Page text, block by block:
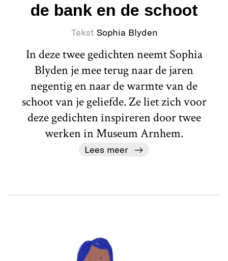
de bank en de schoot
Tekst Sophia Blyden
In deze twee gedichten neemt Sophia
Blyden je mee terug naar de jaren
negentig en naar de warmte van de
schoot van je geliefde. Ze liet zich voor
deze gedichten inspireren door twee
werken in Museum Arnhem.
Lees meer